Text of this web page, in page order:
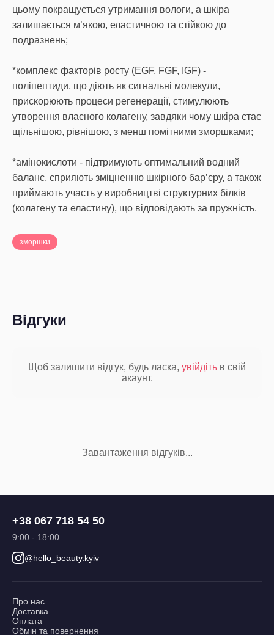
цьому покращується утримання вологи, а шкіра
залишається м’якою, еластичною та стійкою до
подразнень;
*комплекс факторів росту (EGF, FGF, IGF) -
поліпептиди, що діють як сигнальні молекули,
прискорюють процеси регенерації, стимулюють
утворення власного колагену, завдяки чому шкіра стає
щільнішою, рівнішою, з менш помітними зморшками;
*амінокислоти - підтримують оптимальний водний
баланс, сприяють зміцненню шкірного бар’єру, а також
приймають участь у виробництві структурних білків
(колагену та еластину), що відповідають за пружність.
зморшки
Відгуки
Щоб залишити відгук, будь ласка, увійдіть в свій
акаунт.
Завантаження відгуків...
+38 067 718 54 50
9:00 - 18:00
@hello_beauty.kyiv
Про нас
Доставка
Оплата
Обмін та повернення